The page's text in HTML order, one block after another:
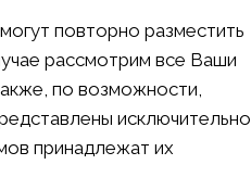
повторно разместить
рассмотрим все Ваши
по возможности,
исключительно
принадлежат их